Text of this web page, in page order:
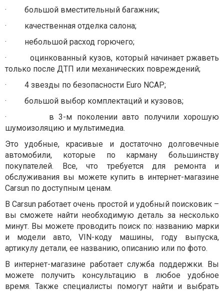
·
большой вместительный багажник;
·
качественная отделка салона;
·
небольшой расход горючего;
·
оцинкованный кузов, который начинает ржаветь
только после ДТП или механических повреждений;
·
4 звезды по безопасности Euro NCAP;
·
большой выбор комплектаций и кузовов;
·
в 3-м поколении авто получили хорошую
шумоизоляцию и мультимедиа.
Это удобные, красивые и достаточно долговечные
автомобили, которые по карману большинству
покупателей. Все, что требуется для ремонта и
обслуживания вы можете купить в интернет-магазине
Carsun по доступным ценам.
В Carsun работает очень простой и удобный поисковик –
вы сможете найти необходимую деталь за несколько
минут. Вы можете проводить поиск по: названию марки
и модели авто, VIN-коду машины, году выпуска,
артикулу детали, ее названию, описанию или по фото.
В интернет-магазине работает служба поддержки. Вы
можете получить консультацию в любое удобное
время. Также специалисты помогут найти и выбрать